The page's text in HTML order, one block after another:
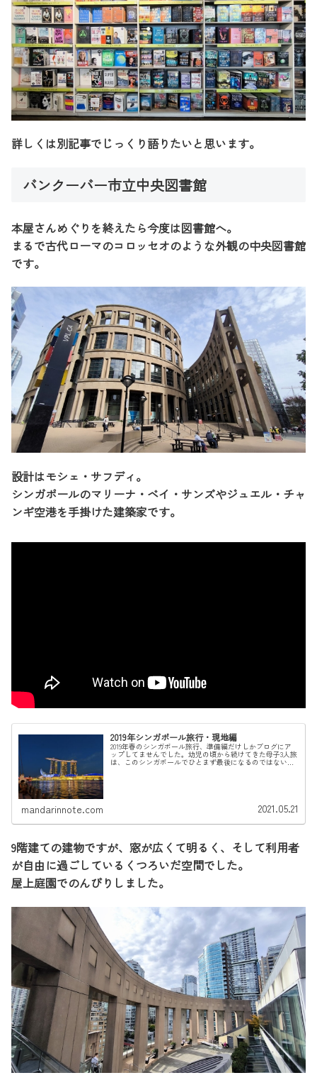
詳しくは別記事でじっくり語りたいと思います。
バンクーバー市立中央図書館
本屋さんめぐりを終えたら今度は図書館へ。
まるで古代ローマのコロッセオのような外観の中央図書館
です。
設計はモシェ・サフディ。
シンガポールのマリーナ・ベイ・サンズやジュエル・チャ
ンギ空港を手掛けた建築家です。
2019年シンガポール旅行・現地編
2019年春のシンガポール旅行、準備編だけしかブログにア
ップしてませんでした。幼児の頃から続けてきた母子3人旅
は、このシンガポールでひとまず最後になるのではないか
mandarinnote.com 2021.05.21
9階建ての建物ですが、窓が広くて明るく、そして利用者
が自由に過ごしているくつろいだ空間でした。
屋上庭園でのんびりしました。